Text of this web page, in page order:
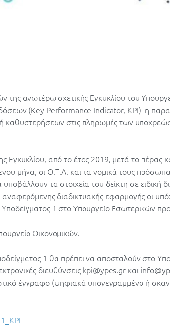
της ανωτέρω σχετικής Εγκυκλίου του
(Key Performance Indicator, KPI), η
καθυστερήσεων στις πληρωμές των
Εγκυκλίου, από το έτος 2019, μετά το πέρας
μήνα, οι Ο.Τ.Α. και τα νομικά τους
τα στοιχεία του δείκτη σε ειδική
διαδικτυακής εφαρμογής οι
1 στο Υπουργείο Εσωτερικών
Οικονομικών.
1 θα πρέπει να αποσταλούν στο
διευθύνσεις kpi@ypes.gr και
έγγραφο (ψηφιακά υπογεγραμμένο ή